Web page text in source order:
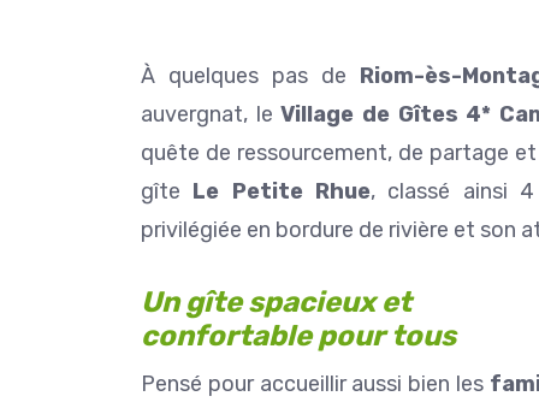
À quelques pas de Riom-ès-
auvergnat, leVillage de Gîtes 4*
quête de ressourcement, de partage
gîte Le Petite Rhue, classé ainsi
privilégiée en bordure de rivière et son
Un gîte spacieux et
confortable pour tous
Pensé pour accueillir aussi bien les
il y a 2 mois